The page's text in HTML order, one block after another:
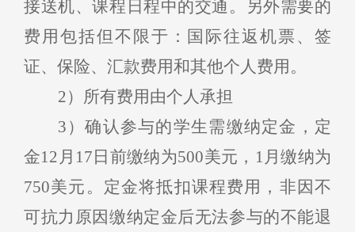
接送机、课程 日程中的交通。 另外需要的
费用 包括但不限于： 国际往返机票、签
证、保险、汇款费用和其他个人费用。
2）所有费用由个人承担
3 ）确认参与的学生需缴纳定金，定
金12 月17 日前缴纳为500美元 ， 1月缴纳为
750美元。 定金将抵扣课程费用，非因不
可抗力原因缴纳定金后无法参与的不能退